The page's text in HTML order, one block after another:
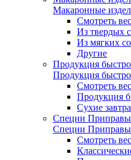
Макаронные
Смотреть
Из твердых
Из мягких
Другие
Продукция
Продукция
Смотреть
Продукция
Сухие
Специи Приправы
Специи Приправы
Смотреть